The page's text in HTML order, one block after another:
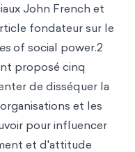
John French et
fondateur sur le
of social power.2
proposé cinq
de disséquer la
et les
pour influencer
et d'attitude